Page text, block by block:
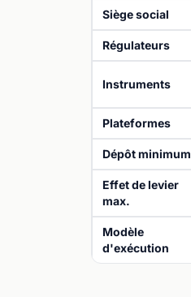
Siège social
Régulateurs
Instruments
Plateformes
Dépôt minimum
Effet de levier
max.
Modèle
d'exécution